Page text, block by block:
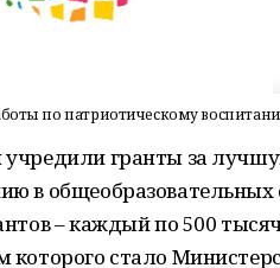
по патриотическому
гранты за
в общеобразовательных
– каждый по 500
стало